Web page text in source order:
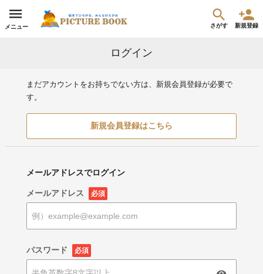
メニュー さがす 新規登録
ログイン
まだアカウントをお持ちでない方は、新規会員登録が必要で
す。
新規会員登録はこちら
メールアドレスでログイン
メールアドレス 必須
パスワード 必須